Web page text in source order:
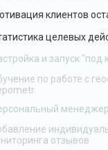
клиентов
целевых
и запуск "под
по работе с
менеджер
отзывов